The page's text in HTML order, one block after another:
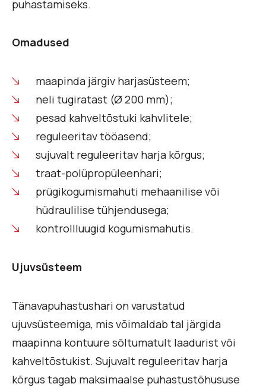
puhastamiseks.
Omadused
maapinda järgiv harjasüsteem;
neli tugiratast (Ø 200 mm);
pesad kahveltõstuki kahvlitele;
reguleeritav tööasend;
sujuvalt reguleeritav harja kõrgus;
traat-polüpropüleenhari;
prügikogumismahuti mehaanilise või
hüdraulilise tühjendusega;
kontrollluugid kogumismahutis.
Ujuvsüsteem
Tänavapuhastushari on varustatud
ujuvsüsteemiga, mis võimaldab tal järgida
maapinna kontuure sõltumatult laadurist või
kahveltõstukist. Sujuvalt reguleeritav harja
kõrgus tagab maksimaalse puhastustõhususe